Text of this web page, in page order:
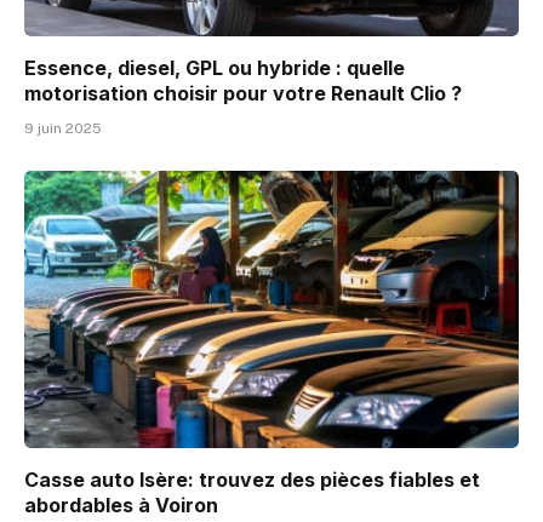
Essence, diesel, GPL ou hybride : quelle
motorisation choisir pour votre Renault Clio ?
9 juin 2025
Casse auto Isère: trouvez des pièces fiables et
abordables à Voiron